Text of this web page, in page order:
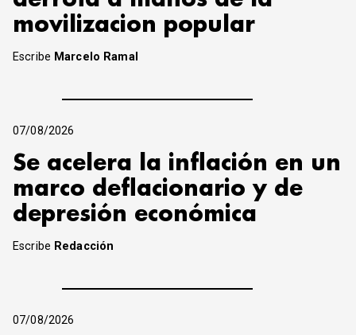
movilizacion popular
Escribe Marcelo Ramal
07/08/2026
Se acelera la inflación en un
marco deflacionario y de
depresión económica
Escribe Redacción
07/08/2026